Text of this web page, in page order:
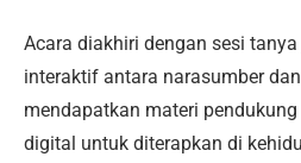
Acara diakhiri dengan sesi
interaktif antara narasumber
mendapatkan materi
digital untuk diterapkan di